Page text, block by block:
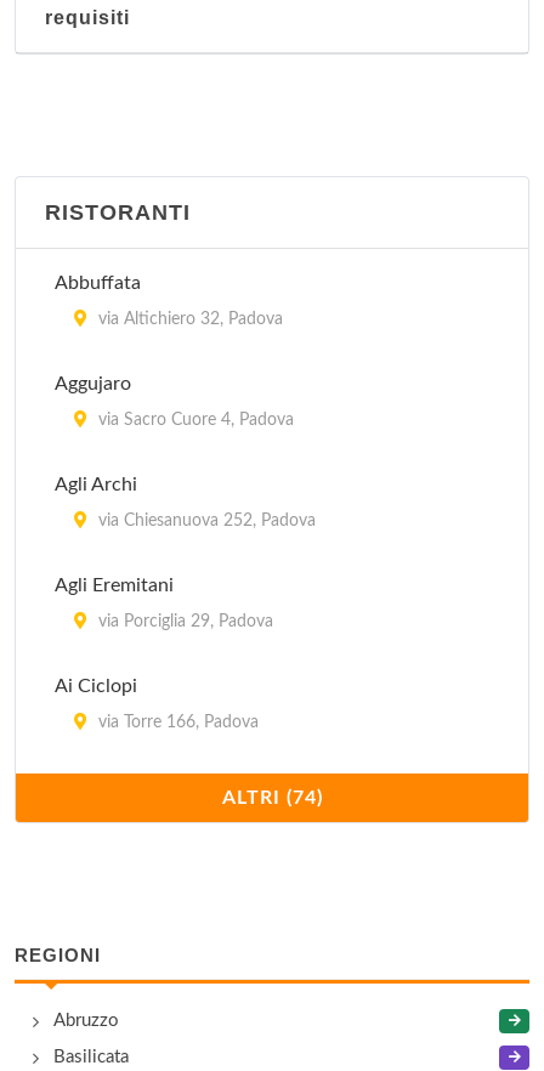
requisiti
RISTORANTI
Abbuffata
via Altichiero 32, Padova
Aggujaro
via Sacro Cuore 4, Padova
Agli Archi
via Chiesanuova 252, Padova
Agli Eremitani
via Porciglia 29, Padova
Ai Ciclopi
via Torre 166, Padova
viale Felice Cavallotti 44, Padova
Al Carmine
piazza Francesco Petrarca 8, Padova
ALTRI (74)
REGIONI
Abruzzo
Basilicata